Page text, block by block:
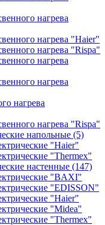
нагрева
нагрева "Haier"
нагрева "Rispa"
нагрева
нагрева
нагрева
нагрева "Rispa"
напольные (5)
"Haier"
"Thermex"
настенные (147)
"BAXI"
"EDISSON"
"Haier"
"Midea"
"Thermex"